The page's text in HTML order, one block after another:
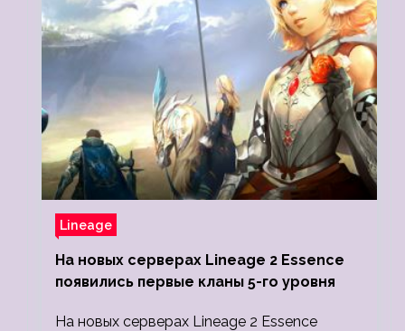
Lineage
На новых серверах Lineage 2 Essence
появились первые кланы 5-го уровня
На новых серверах Lineage 2 Essence